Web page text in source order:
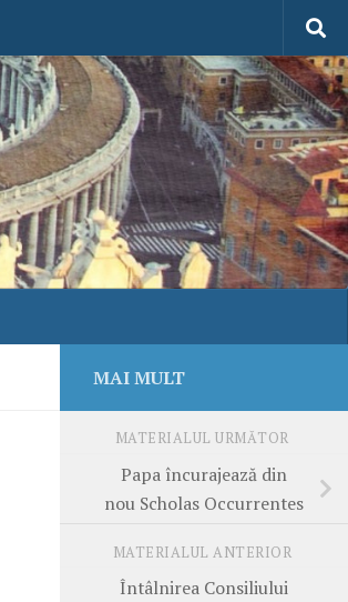
MAI MULT
MATERIALUL URMĂTOR
Papa încurajează din
nou Scholas Occurrentes
MATERIALUL ANTERIOR
Întâlnirea Consiliului